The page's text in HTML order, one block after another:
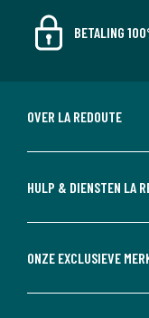
BETALING
OVER LA REDOUTE
HULP & DIENSTEN LA
ONZE EXCLUSIEVE